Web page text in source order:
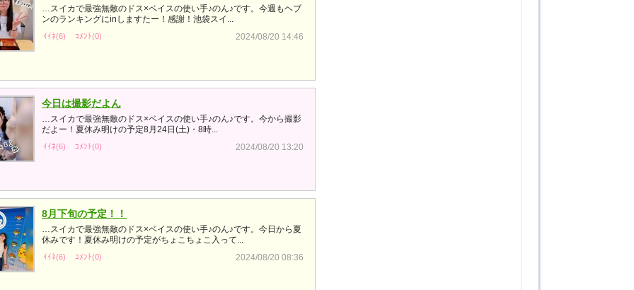
…スイカで最強無敵のドス×ベイスの使い手♪のん♪です。今週もヘブ
ンのランキングにinしますたー！感謝！池袋スイ...
ｲｲﾈ(6) ｺﾒﾝﾄ(0) 2024/08/20 14:46
今日は撮影だよん
…スイカで最強無敵のドス×ベイスの使い手♪のん♪です。今から撮影
だよー！夏休み明けの予定8月24日(土)・8時...
ｲｲﾈ(6) ｺﾒﾝﾄ(0) 2024/08/20 13:20
8月下旬の予定！！
…スイカで最強無敵のドス×ベイスの使い手♪のん♪です。今日から夏
休みです！夏休み明けの予定がちょこちょこ入って...
ｲｲﾈ(6) ｺﾒﾝﾄ(0) 2024/08/20 08:36